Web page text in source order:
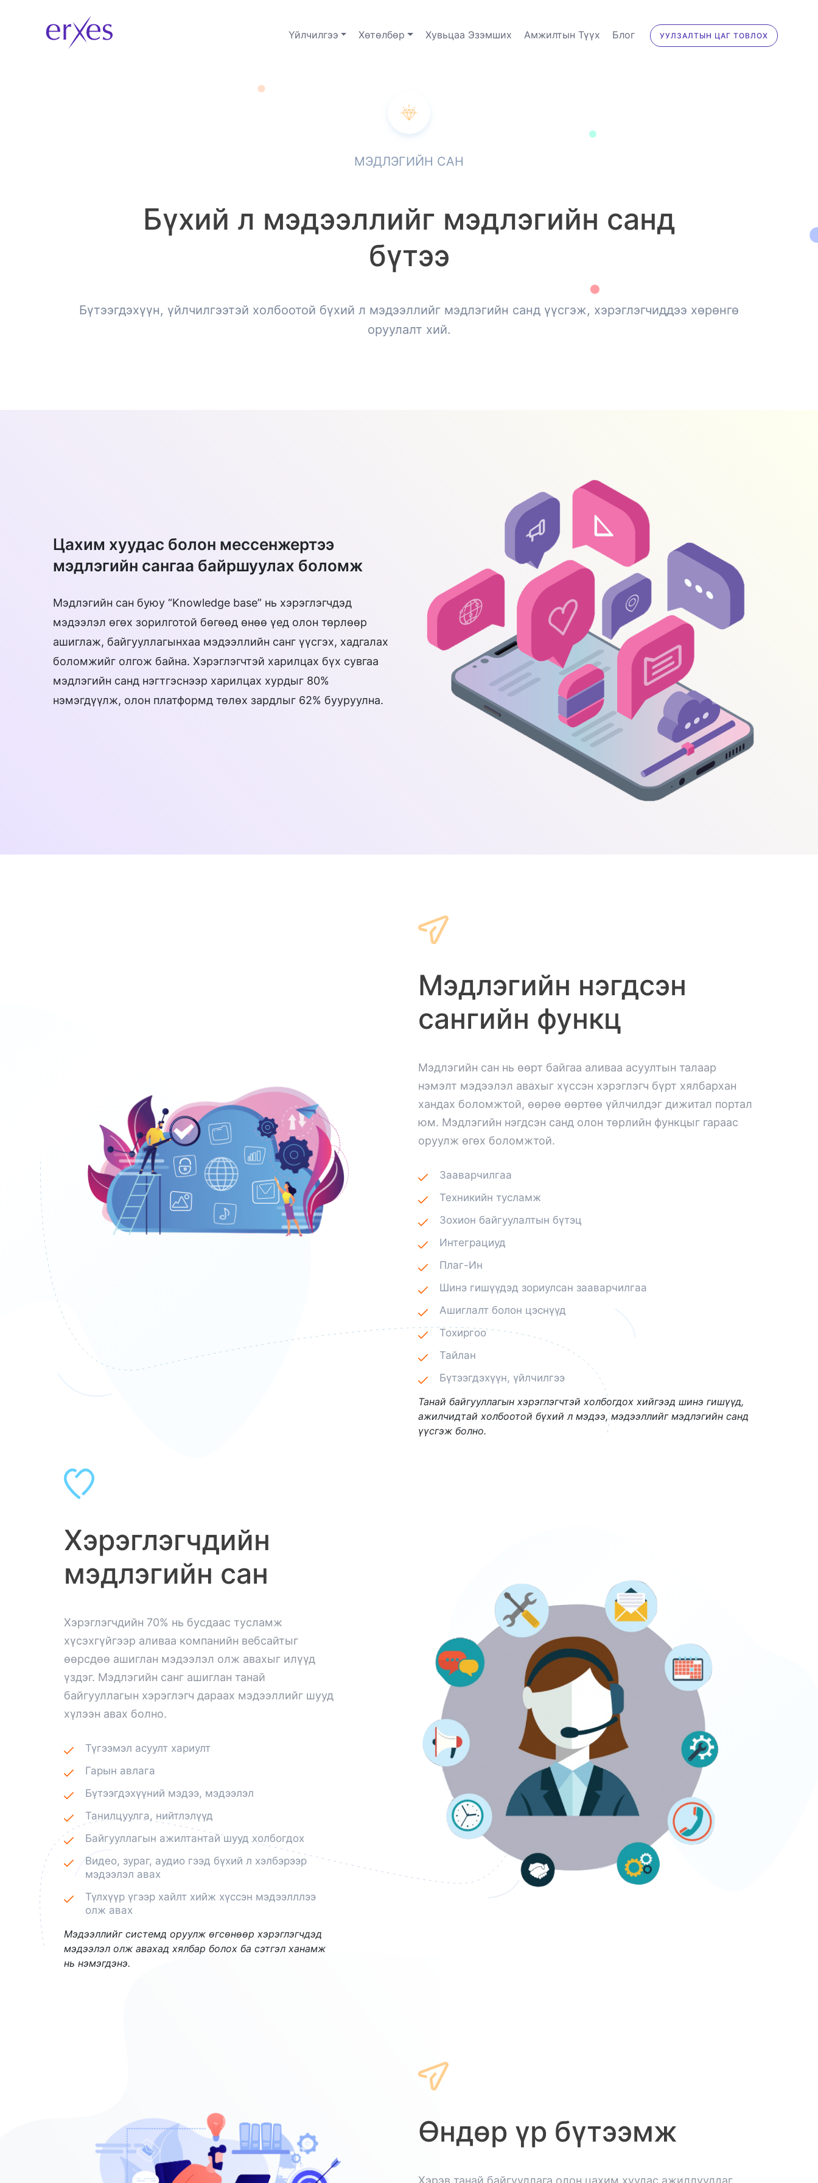
Үйлчилгээ Хөтөлбөр Хувьцаа Эзэмших Амжилтын Түүх Блог УУЛЗАЛТЫН ЦАГ ТОВЛОХ
МЭДЛЭГИЙН САН
Бүхий л мэдээллийг мэдлэгийн санд
бүтээ
Бүтээгдэхүүн, үйлчилгээтэй холбоотой бүхий л мэдээллийг мэдлэгийн санд үүсгэж, хэрэглэгчиддээ хөрөнгө
оруулалт хий.
Цахим хуудас болон мессенжертээ
мэдлэгийн сангаа байршуулах боломж
Мэдлэгийн сан буюу “Knowledge base” нь хэрэглэгчдэд
мэдээлэл өгөх зорилготой бөгөөд өнөө үед олон төрлөөр
ашиглаж, байгууллагынхаа мэдээллийн санг үүсгэх, хадгалах
боломжийг олгож байна. Хэрэглэгчтэй харилцах бүх сувгаа
мэдлэгийн санд нэгтгэснээр харилцах хурдыг 80%
нэмэгдүүлж, олон платформд төлөх зардлыг 62% бууруулна.
Мэдлэгийн нэгдсэн
сангийн функц
Мэдлэгийн сан нь өөрт байгаа аливаа асуултын талаар
нэмэлт мэдээлэл авахыг хүссэн хэрэглэгч бүрт хялбархан
хандах боломжтой, өөрөө өөртөө үйлчилдэг дижитал портал
юм. Мэдлэгийн нэгдсэн санд олон төрлийн функцыг гараас
оруулж өгөх боломжтой.
Зааварчилгаа
Техникийн тусламж
Зохион байгуулалтын бүтэц
Интеграциуд
Плаг-Ин
Шинэ гишүүдэд зориулсан зааварчилгаа
Ашиглалт болон цэснүүд
Тохиргоо
Тайлан
Бүтээгдэхүүн, үйлчилгээ
Танай байгууллагын хэрэглэгчтэй холбогдох хийгээд шинэ гишүүд,
ажилчидтай холбоотой бүхий л мэдээ, мэдээллийг мэдлэгийн санд
үүсгэж болно.
Хэрэглэгчдийн
мэдлэгийн сан
Хэрэглэгчдийн 70% нь бусдаас тусламж
хүсэхгүйгээр аливаа компанийн вебсайтыг
өөрсдөө ашиглан мэдээлэл олж авахыг илүүд
үздэг. Мэдлэгийн санг ашиглан танай
байгууллагын хэрэглэгч дараах мэдээллийг шууд
хүлээн авах болно.
Түгээмэл асуулт хариулт
Гарын авлага
Бүтээгдэхүүний мэдээ, мэдээлэл
Танилцуулга, нийтлэлүүд
Байгууллагын ажилтантай шууд холбогдох
Видео, зураг, аудио гээд бүхий л хэлбэрээр
мэдээлэл авах
Түлхүүр үгээр хайлт хийж хүссэн мэдээлллээ
олж авах
Мэдээллийг системд оруулж өгсөнөөр хэрэглэгчдэд
мэдээлэл олж авахад хялбар болох ба сэтгэл ханамж
нь нэмэгдэнэ.
Өндөр үр бүтээмж
Хэрэв танай байгууллага олон цахим хуудас ажиллуулдаг